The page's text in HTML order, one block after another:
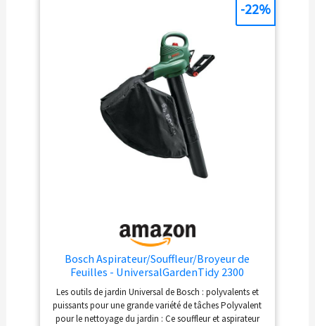
Bosch Aspirateur/Souffleur/Broyeur de
Feuilles - UniversalGardenTidy 2300
Les outils de jardin Universal de Bosch : polyvalents et
puissants pour une grande variété de tâches Polyvalent
pour le nettoyage du jardin : Ce souffleur et aspirateur
-22%